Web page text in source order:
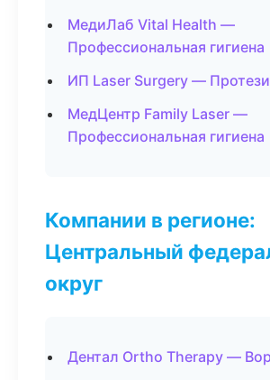
МедиЛаб Vital Health —
Профессиональная гигиена
ИП Laser Surgery —
МедЦентр Family Laser —
Профессиональная гигиена
Компании в регионе:
Центральный
округ
Дентал Ortho Therapy —